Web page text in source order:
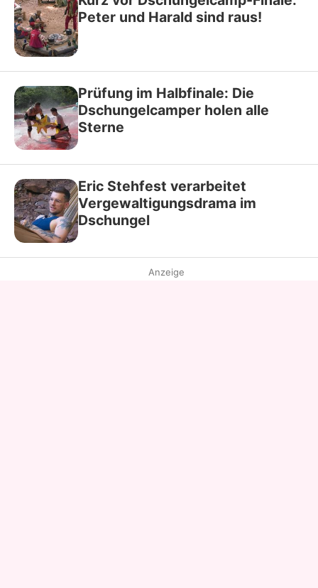
Peter und Harald sind raus!
Prüfung im Halbfinale: Die
Dschungelcamper holen alle
Sterne
Eric Stehfest verarbeitet
Vergewaltigungsdrama im
Dschungel
Anzeige